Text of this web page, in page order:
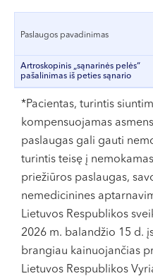
VI, VII --
Paslaugos pavadinimas
Artroskopinis „sąnarinės pelės“
pašalinimas iš peties sąnario
*Pacientas, turintis
kompensuojamas
paslaugas gali gauti
turintis teisę į
priežiūros paslaugas,
nemedicinines
Lietuvos Respublikos
2026 m. balandžio 15 d.
brangiau kainuojančias
Lietuvos Respublikos